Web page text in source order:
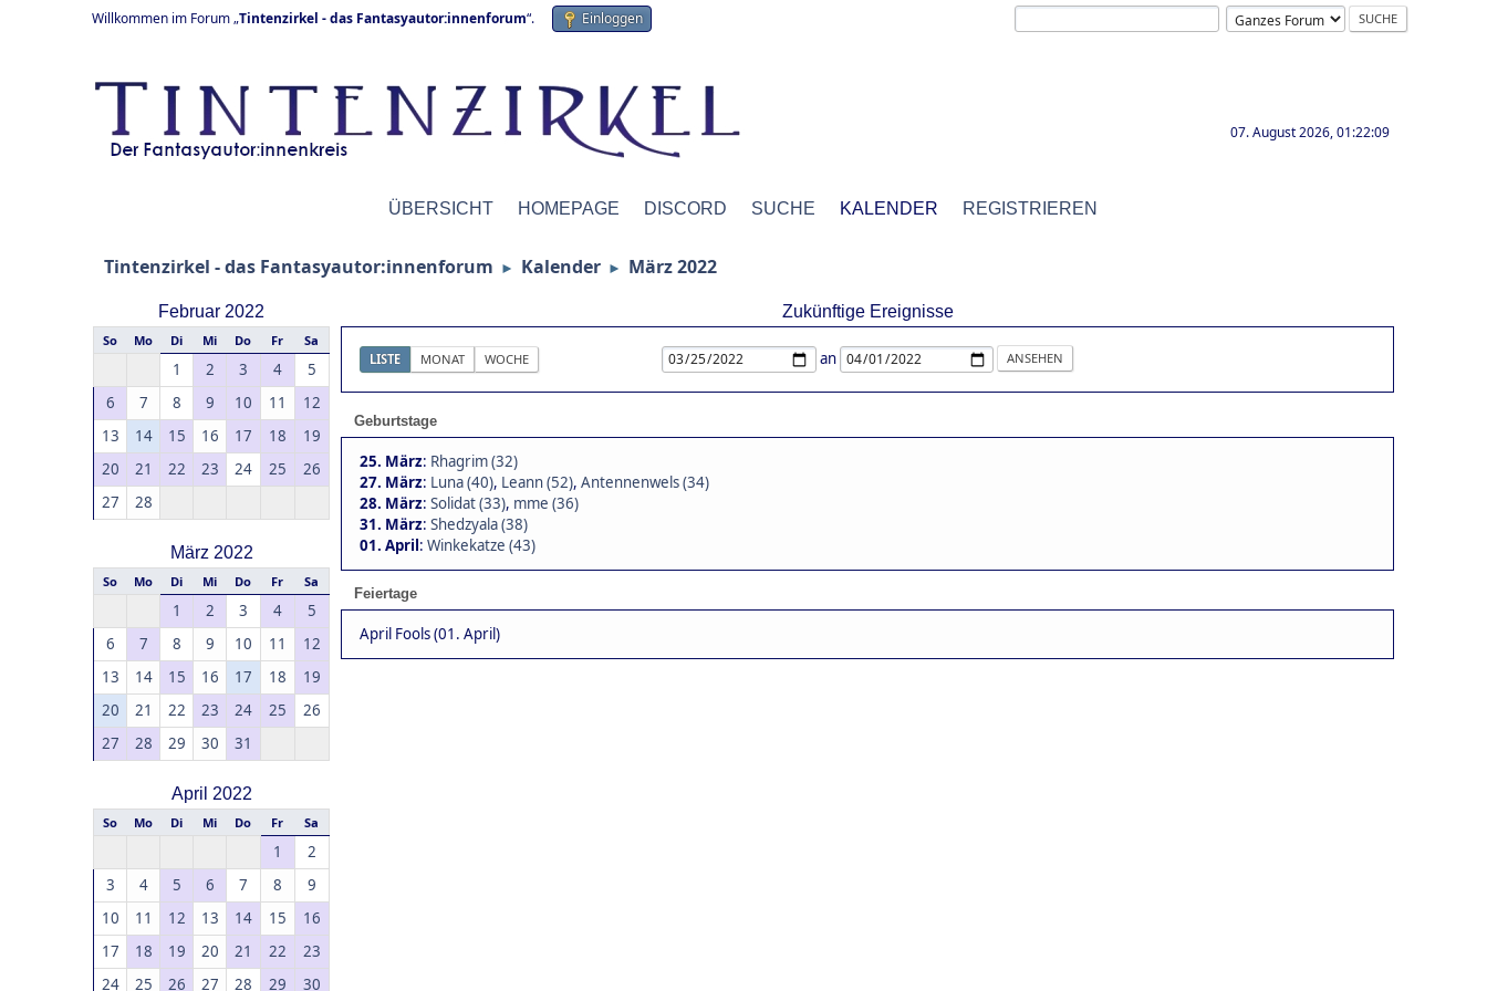
Willkommen im Forum „Tintenzirkel - das Fantasyautor:innenforum“. Einloggen
07. August 2026, 01:22:09
ÜBERSICHT HOMEPAGE DISCORD SUCHE KALENDER REGISTRIEREN
Tintenzirkel - das Fantasyautor:innenforum ► Kalender ► März 2022
Februar 2022
So Mo Di Mi Do Fr Sa
1 2 3 4
5
6
7 8 9 10 11
12
13
14 15 16 17 18
19
20
21 22 23 24 25
26
27
28
März 2022
So Mo Di Mi Do Fr Sa
1 2 3 4
5
6
7 8 9 10 11
12
13
14 15 16 17 18
19
20
21 22 23 24 25
26
27
28 29 30 31
April 2022
So Mo Di Mi Do Fr Sa
1
2
3
4 5 6 7 8
9
10
11 12 13 14 15
16
17
18 19 20 21 22
23
24
25 26 27 28 29 30
Zukünftige Ereignisse
LISTE MONAT WOCHE an
Geburtstage
25. März: Rhagrim (32)
27. März: Luna (40), Leann (52), Antennenwels (34)
28. März: Solidat (33), mme (36)
31. März: Shedzyala (38)
01. April: Winkekatze (43)
Feiertage
April Fools (01. April)